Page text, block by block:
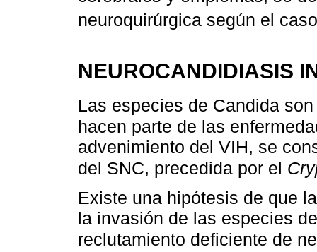
neuroquirúrgica según el
NEUROCANDIDIASIS
Las especies de Candida
hacen parte de las
advenimiento del VIH, se
del SNC, precedida por el
Existe una hipótesis de que
la invasión de las especies
reclutamiento deficiente de